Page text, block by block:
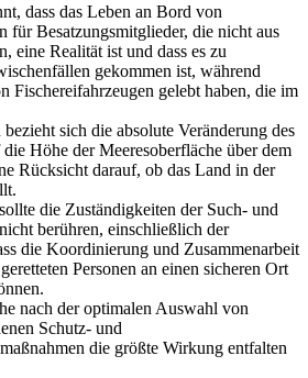
dass das Leben an Bord von
für Besatzungsmitglieder, die nicht aus
eine Realität ist und dass es zu
gekommen ist, während
Fischereifahrzeugen gelebt haben, die im
sich die absolute Veränderung des
Höhe der Meeresoberfläche über dem
Rücksicht darauf, ob das Land in der
die Zuständigkeiten der Such- und
berühren, einschließlich der
die Koordinierung und Zusammenarbeit
Personen an einen sicheren Ort
nach der optimalen Auswahl von
Schutz- und
die größte Wirkung entfalten